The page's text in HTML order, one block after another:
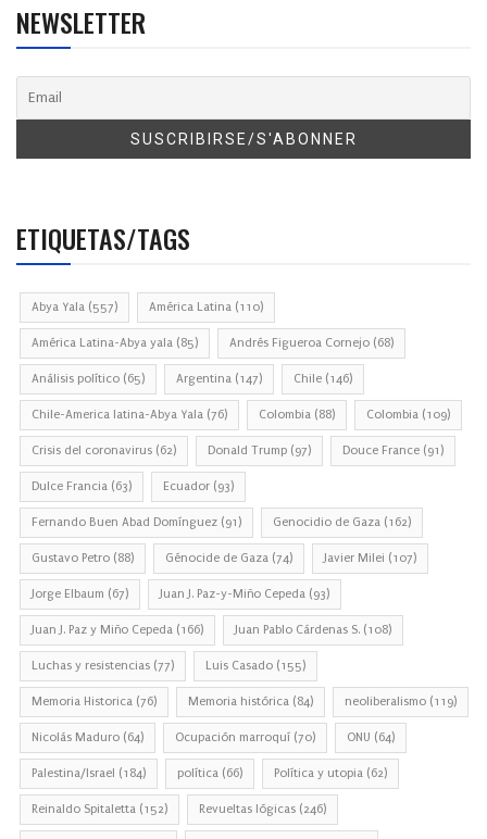
NEWSLETTER
ETIQUETAS/TAGS
Abya Yala (557) América Latina (110)
América Latina-Abya yala (85) Andrés Figueroa Cornejo (68)
Análisis político (65) Argentina (147) Chile (146)
Chile-America latina-Abya Yala (76) Colombia (88) Colombia (109)
Crisis del coronavirus (62) Donald Trump (97) Douce France (91)
Dulce Francia (63) Ecuador (93)
Fernando Buen Abad Domínguez (91) Genocidio de Gaza (162)
Gustavo Petro (88) Génocide de Gaza (74) Javier Milei (107)
Jorge Elbaum (67) Juan J. Paz-y-Miño Cepeda (93)
Juan J. Paz y Miño Cepeda (166) Juan Pablo Cárdenas S. (108)
Luchas y resistencias (77) Luis Casado (155)
Memoria Historica (76) Memoria histórica (84) neoliberalismo (119)
Nicolás Maduro (64) Ocupación marroquí (70) ONU (64)
Palestina/Israel (184) política (66) Política y utopia (62)
Reinaldo Spitaletta (152) Revueltas lógicas (246)